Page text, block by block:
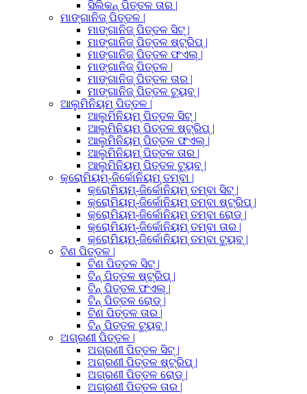
ସିଲିକନ୍ ପିତ୍ତଳ ତାର |
ମାଙ୍ଗାନିଜ୍ ପିତ୍ତଳ |
ମାଙ୍ଗାନିଜ୍ ପିତ୍ତଳ ସିଟ୍ |
ମାଙ୍ଗାନିଜ୍ ପିତ୍ତଳ ଷ୍ଟ୍ରିପ୍ |
ମାଙ୍ଗାନିଜ୍ ପିତ୍ତଳ ଫଏଲ୍ |
ମାଙ୍ଗାନିଜ୍ ପିତ୍ତଳ |
ମାଙ୍ଗାନିଜ୍ ପିତ୍ତଳ ତାର |
ମାଙ୍ଗାନିଜ୍ ପିତ୍ତଳ ଟ୍ୟୁବ୍ |
ଆଲୁମିନିୟମ୍ ପିତ୍ତଳ |
ଆଲୁମିନିୟମ୍ ପିତ୍ତଳ ସିଟ୍ |
ଆଲୁମିନିୟମ୍ ପିତ୍ତଳ ଷ୍ଟ୍ରିପ୍ |
ଆଲୁମିନିୟମ୍ ପିତ୍ତଳ ଫଏଲ୍ |
ଆଲୁମିନିୟମ୍ ପିତ୍ତଳ ତାର |
ଆଲୁମିନିୟମ୍ ପିତ୍ତଳ ଟ୍ୟୁବ୍ |
କ୍ରୋମିୟମ୍-ଜିର୍କୋନିୟମ୍ ତମ୍ବା |
କ୍ରୋମିୟମ୍-ଜିର୍କୋନିୟମ୍ ତମ୍ବା ସିଟ୍ |
କ୍ରୋମିୟମ୍-ଜିର୍କୋନିୟମ୍ ତମ୍ବା ଷ୍ଟ୍ରିପ୍ |
କ୍ରୋମିୟମ୍-ଜିର୍କୋନିୟମ୍ ତମ୍ବା ରୋଡ୍ |
କ୍ରୋମିୟମ୍-ଜିର୍କୋନିୟମ୍ ତମ୍ବା ତାର |
କ୍ରୋମିୟମ୍-ଜିର୍କୋନିୟମ୍ ତମ୍ବା ଟ୍ୟୁବ୍ |
ଟିଣ ପିତ୍ତଳ |
ଟିଣ ପିତ୍ତଳ ସିଟ୍ |
ଟିନ୍ ପିତ୍ତଳ ଷ୍ଟ୍ରିପ୍ |
ଟିନ୍ ପିତ୍ତଳ ଫଏଲ୍ |
ଟିନ୍ ପିତ୍ତଳ ରୋଡ୍ |
ଟିଣ ପିତ୍ତଳ ତାର |
ଟିନ୍ ପିତ୍ତଳ ଟ୍ୟୁବ୍ |
ଅଗ୍ରଣୀ ପିତ୍ତଳ |
ଅଗ୍ରଣୀ ପିତ୍ତଳ ସିଟ୍ |
ଅଗ୍ରଣୀ ପିତ୍ତଳ ଷ୍ଟ୍ରିପ୍ |
ଅଗ୍ରଣୀ ପିତ୍ତଳ ରୋଡ୍ |
ଅଗ୍ରଣୀ ପିତ୍ତଳ ତାର |